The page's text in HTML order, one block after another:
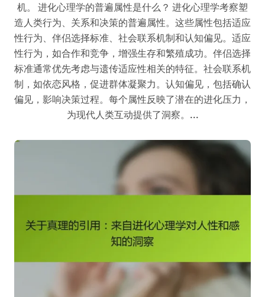
机。 进化心理学的普遍属性是什么？ 进化心理学考察塑
造人类行为、关系和决策的普遍属性。这些属性包括适应
性行为、伴侣选择标准、社会联系机制和认知偏见。适应
性行为，如合作和竞争，增强生存和繁殖成功。伴侣选择
标准通常优先考虑与遗传适应性相关的特征。社会联系机
制，如依恋风格，促进群体凝聚力。认知偏见，包括确认
偏见，影响决策过程。每个属性反映了潜在的进化压力，
为现代人类互动提供了洞察。...